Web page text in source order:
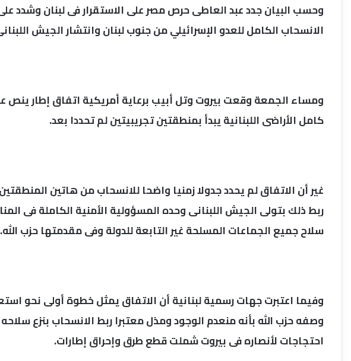
وحسب البيان جدد عبد العاطى حرص مصر على الاستقرار فى لبنان وشدد
الانسحاب الكامل للعدو الإسرائيلي من جنوب لبنان وانتشار الجيش
ومساء الجمعة وقعت بيروت وتل أبيب برعاية أمريكية اتفاق إطار
كامل الأراضى اللبنانية يبدأ بمنطقتين تجريبيتين لم تحددا بعد.
غير أن الاتفاق لم يحدد جدولا زمنيا واضحا للانسحاب من هاتين
ربط ذلك بتولى الجيش اللبنانى وحده المسؤولية الأمنية الكاملة فى
سلاح جميع الجماعات المسلحة غير التابعة للدولة وفى مقدمتها حزب الله.
وفيما اعتبرت جهات رسمية لبنانية أن الاتفاق يمثل خطوة أولى نحو
وصفه حزب الله بأنه منعدم الوجود ومذل معتبرا ربط الانسحاب بنزع
احتجاجات لأنصاره فى بيروت شملت قطع طرق وإحراق إطارات.